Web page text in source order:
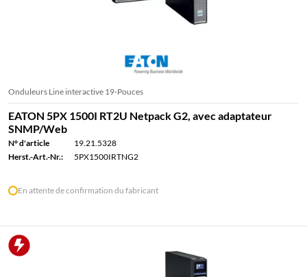
Onduleurs Line interactive 19-Pouces
EATON 5PX 1500I RT2U Netpack G2, avec adaptateur
SNMP/Web
N° d'article
19.21.5328
Herst.-Art.-Nr.:
5PX1500IRTNG2
En attente de confirmation du fabricant